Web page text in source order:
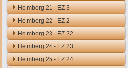
Heimberg 21 - EZ 3
Heimberg 22 - EZ 2
Heimberg 23 - EZ 22
Heimberg 24 - EZ 23
Heimberg 25 - EZ 24